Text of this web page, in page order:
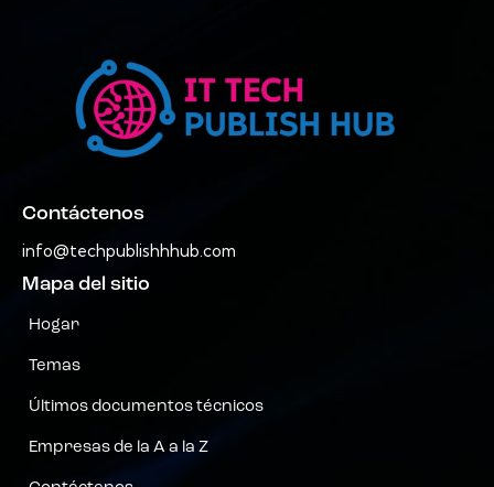
Contáctenos
info@techpublishhhub.com
Mapa del sitio
Hogar
Temas
Últimos documentos técnicos
Empresas de la A a la Z